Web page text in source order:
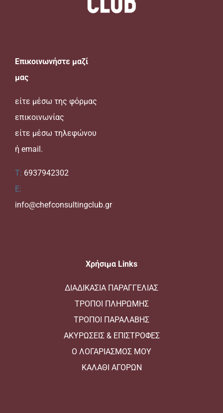
Επικοινωνήστε μαζί
μας
είτε μέσω της φόρμας
επικοινωνίας
είτε μέσω τηλεφώνου
ή email.
T: 6937942302
E:
info@chefconsultingclub.gr
Xρήσιμα Links
ΔΙΑΔΙΚΑΣΙΑ ΠΑΡΑΓΓΕΛΙΑΣ
ΤΡΟΠΟΙ ΠΛΗΡΩΜΗΣ
ΤΡΟΠΟΙ ΠΑΡΑΛΑΒΗΣ
ΑΚΥΡΩΣΕΙΣ & ΕΠΙΣΤΡΟΦΕΣ
Ο ΛΟΓΑΡΙΑΣΜΟΣ ΜΟΥ
ΚΑΛΑΘΙ ΑΓΟΡΩΝ